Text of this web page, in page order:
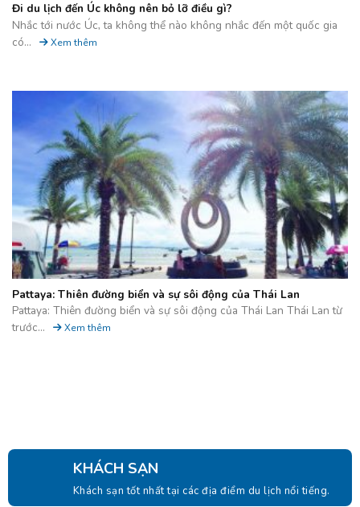
Đi du lịch đến Úc không nên bỏ lỡ điều gì?
Nhắc tới nước Úc, ta không thể nào không nhắc đến một quốc gia
có...
Xem thêm
Pattaya: Thiên đường biển và sự sôi động của Thái Lan
Pattaya: Thiên đường biển và sự sôi động của Thái Lan Thái Lan từ
trước...
Xem thêm
KHÁCH SẠN
Khách sạn tốt nhất tại các địa điểm du lịch nổi tiếng.